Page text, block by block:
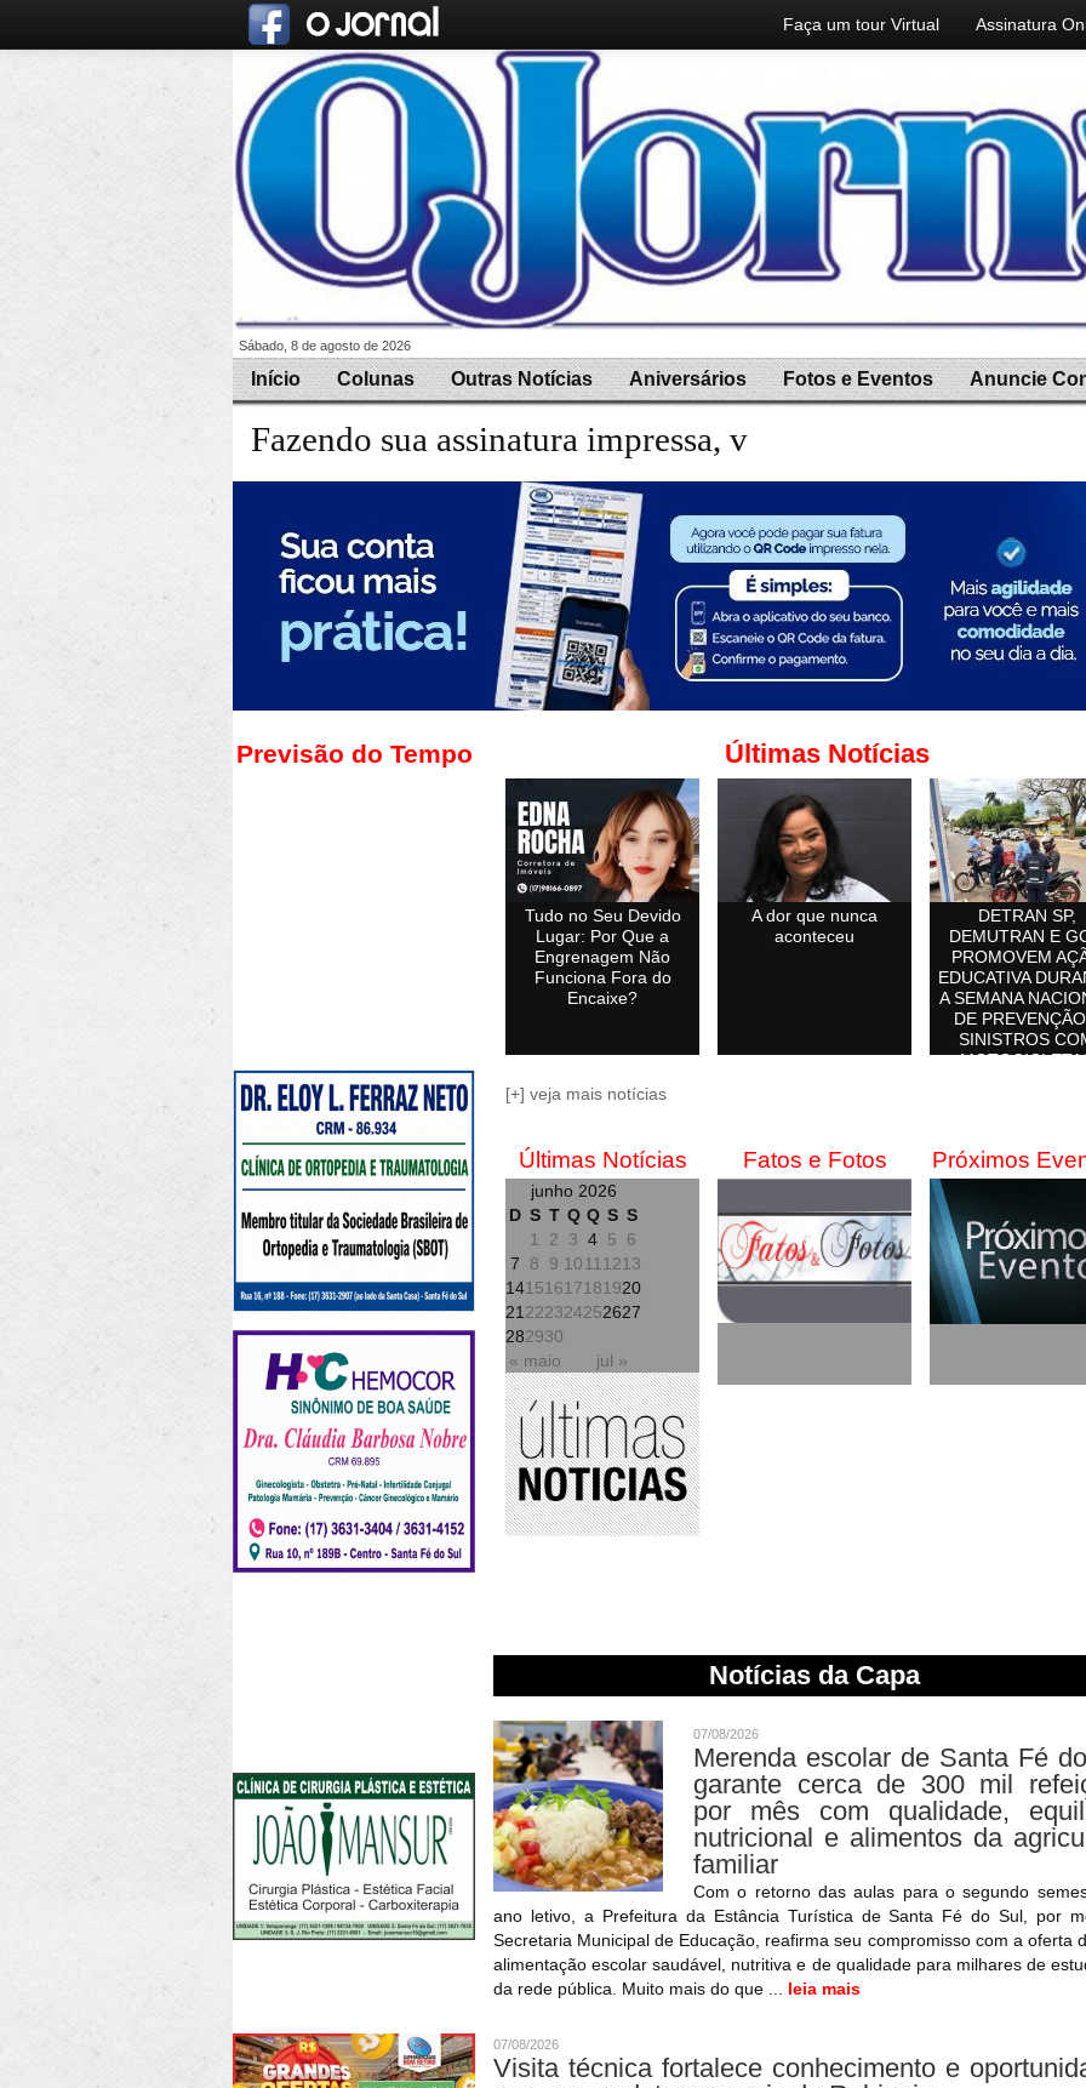
Faça um tour Virtual Assinatura
Sábado, 8 de agosto de 2026
Início Colunas Outras Notícias Aniversários Fotos e Eventos Anuncie
Fazendo sua assinatura impressa, você ganha a
Previsão do Tempo Últimas Notícias
Tudo no Seu Devido
Lugar: Por Que a
Engrenagem Não
Funciona Fora do
Encaixe?
A dor que nunca
aconteceu
DETRAN SP,
DEMUTRAN E
PROMOVEM
EDUCATIVA
A SEMANA
DE
SINISTROS
[+] veja mais notícias
Últimas Notícias
junho 2026
D S T Q Q S S
« maio jul »
1 2 3 4 5
6
7
8 9 1011 1213
14151617181920
21 222324252627
282930
Fatos e Fotos Próximos
Notícias da Capa
07/08/2026
Merenda escolar de Santa Fé
garante cerca de 300 mil
por mês com qualidade,
nutricional e alimentos da
familiar
Com o retorno das aulas para o segundo
ano letivo, a Prefeitura da Estância Turística de Santa Fé do Sul, por
Secretaria Municipal de Educação, reafirma seu compromisso com a oferta
alimentação escolar saudável, nutritiva e de qualidade para milhares de
da rede pública. Muito mais do que ... leia mais
07/08/2026
Visita técnica fortalece conhecimento e